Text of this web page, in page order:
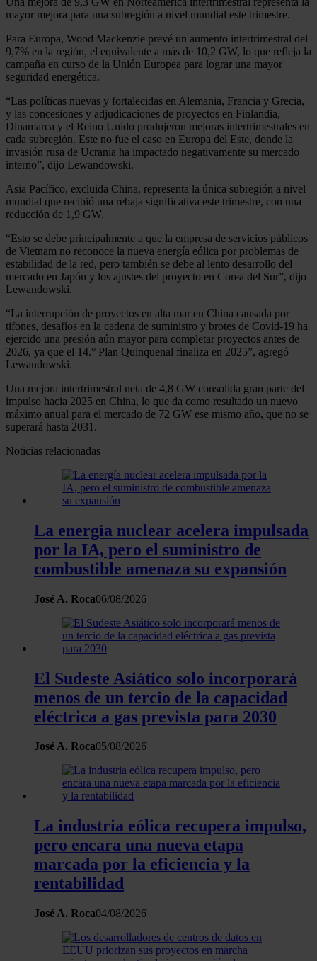
mayor mejora para una subregión a nivel mundial este trimestre.
Para Europa, Wood Mackenzie prevé un aumento intertrimestral del
9,7% en la región, el equivalente a más de 10,2 GW, lo que refleja la
campaña en curso de la Unión Europea para lograr una mayor
seguridad energética.
“Las políticas nuevas y fortalecidas en Alemania, Francia y Grecia,
y las concesiones y adjudicaciones de proyectos en Finlandia,
Dinamarca y el Reino Unido produjeron mejoras intertrimestrales en
cada subregión. Este no fue el caso en Europa del Este, donde la
invasión rusa de Ucrania ha impactado negativamente su mercado
interno”, dijo Lewandowski.
Asia Pacífico, excluida China, representa la única subregión a nivel
mundial que recibió una rebaja significativa este trimestre, con una
reducción de 1,9 GW.
“Esto se debe principalmente a que la empresa de servicios públicos
de Vietnam no reconoce la nueva energía eólica por problemas de
estabilidad de la red, pero también se debe al lento desarrollo del
mercado en Japón y los ajustes del proyecto en Corea del Sur”, dijo
Lewandowski.
“La interrupción de proyectos en alta mar en China causada por
tifones, desafíos en la cadena de suministro y brotes de Covid-19 ha
ejercido una presión aún mayor para completar proyectos antes de
2026, ya que el 14.° Plan Quinquenal finaliza en 2025”, agregó
Lewandowski.
Una mejora intertrimestral neta de 4,8 GW consolida gran parte del
impulso hacia 2025 en China, lo que da como resultado un nuevo
máximo anual para el mercado de 72 GW ese mismo año, que no se
superará hasta 2031.
Noticias relacionadas
La energía nuclear acelera impulsada
por la IA, pero el suministro de
combustible amenaza su expansión
José A. Roca06/08/2026
El Sudeste Asiático solo incorporará
menos de un tercio de la capacidad
eléctrica a gas prevista para 2030
José A. Roca05/08/2026
La industria eólica recupera impulso,
pero encara una nueva etapa
marcada por la eficiencia y la
rentabilidad
José A. Roca04/08/2026